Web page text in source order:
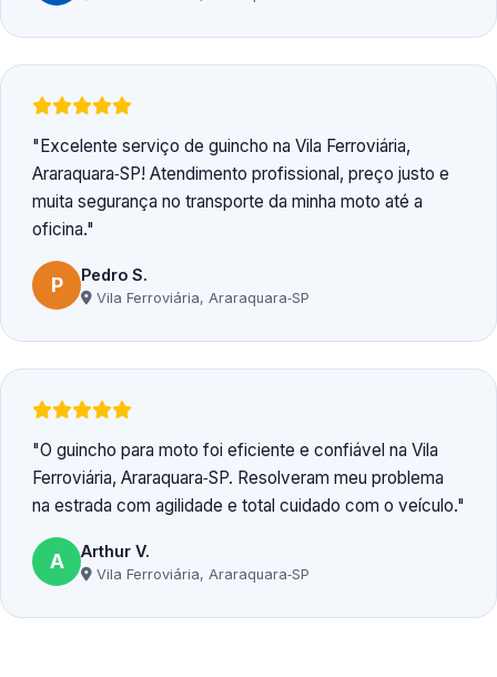
Excelente serviço de guincho na Vila Ferroviária,
Araraquara‑SP! Atendimento profissional, preço justo e
muita segurança no transporte da minha moto até a
oficina.
P Pedro S.
Vila Ferroviária, Araraquara‑SP
O guincho para moto foi eficiente e confiável na Vila
Ferroviária, Araraquara‑SP. Resolveram meu problema
na estrada com agilidade e total cuidado com o veículo.
A Arthur V.
Vila Ferroviária, Araraquara‑SP